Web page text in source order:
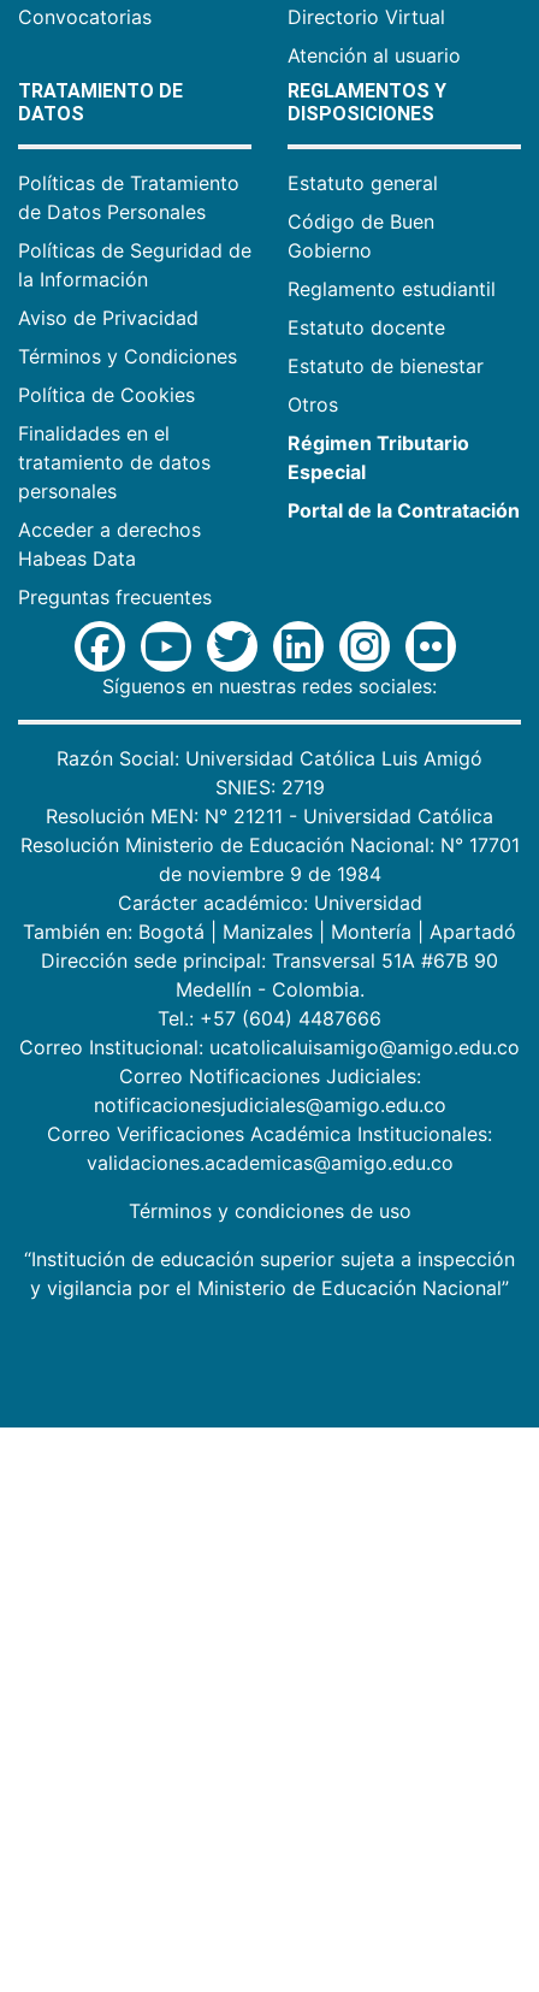
Convocatorias
Directorio Virtual
Atención al usuario
TRATAMIENTO DE
DATOS
Políticas de Tratamiento
de Datos Personales
Políticas de Seguridad de
la Información
Aviso de Privacidad
Términos y Condiciones
Política de Cookies
Finalidades en el
tratamiento de datos
personales
Acceder a derechos
Habeas Data
Preguntas frecuentes
REGLAMENTOS Y
DISPOSICIONES
Estatuto general
Código de Buen
Gobierno
Reglamento estudiantil
Estatuto docente
Estatuto de bienestar
Otros
Régimen Tributario
Especial
Portal de la Contratación
Síguenos en nuestras redes sociales:
Razón Social: Universidad Católica Luis Amigó
SNIES: 2719
Resolución MEN: N° 21211 - Universidad Católica
Resolución Ministerio de Educación Nacional: N° 17701
de noviembre 9 de 1984
Carácter académico: Universidad
También en: Bogotá Manizales Montería
Apartadó
Dirección sede principal: Transversal 51A #67B 90
Medellín - Colombia.
Tel.: +57 (604) 4487666
Correo Institucional: ucatolicaluisamigo@amigo.edu.co
Correo Notificaciones Judiciales:
notificacionesjudiciales@amigo.edu.co
Correo Verificaciones Académica Institucionales:
validaciones.academicas@amigo.edu.co
Términos y condiciones de uso
“Institución de educación superior sujeta a inspección
y vigilancia por el Ministerio de Educación Nacional”